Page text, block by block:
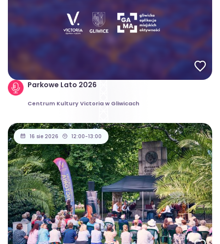
Parkowe Lato 2026
Centrum Kultury Victoria w Gliwicach
16 sie 2026 12:00-13:00